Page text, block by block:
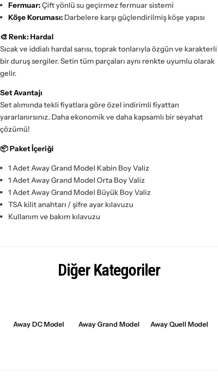
Fermuar:Çift yönlü su geçirmez fermuar sistemi
Köşe Koruması: Darbelere karşı güçlendirilmiş köşe yapısı
🎨 Renk: Hardal
Sıcak ve iddialı hardal sarısı, toprak tonlarıyla özgün ve karakterli
bir duruş sergiler. Setin tüm parçaları aynı renkte uyumlu olarak
gelir.
Set Avantajı
Set alımında tekli fiyatlara göre özel indirimli fiyattan
yararlanırsınız. Daha ekonomik ve daha kapsamlı bir seyahat
çözümü!
📦 Paket İçeriği
1 Adet Away Grand Model Kabin Boy Valiz
1 Adet Away Grand Model Orta Boy Valiz
1 Adet Away Grand Model Büyük Boy Valiz
TSA kilit anahtarı / şifre ayar kılavuzu
Kullanım ve bakım kılavuzu
Diğer Kategoriler
Away DC Model Away Grand Model Away Quell Model